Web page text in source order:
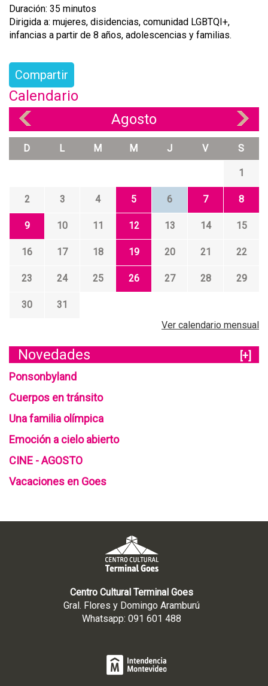
Duración: 35 minutos
Dirigida a: mujeres, disidencias, comunidad LGBTQI+,
infancias a partir de 8 años, adolescencias y familias.
Compartir
Calendario
Agosto
D L M M J V S
1
2 3 4 5 6 7 8
9 10 11 12 13 14 15
16 17 18 19 20 21 22
23 24 25 26 27 28 29
30
31
Ver calendario mensual
Novedades
[+]
Ponsonbyland
Cuerpos en tránsito
Una familia olímpica
Emoción a cielo abierto
CINE - AGOSTO
Vacaciones en Goes
Centro Cultural Terminal Goes
Gral. Flores y Domingo Aramburú
Whatsapp: 091 601 488